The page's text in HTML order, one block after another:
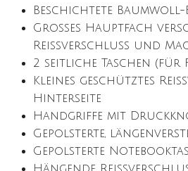
Beschichtete Baumwoll-
Großes Hauptfach
Reißverschluss und
2 seitliche Taschen (für
Kleines geschütztes
Hinterseite
Handgriffe mit
Gepolsterte,
Gepolsterte